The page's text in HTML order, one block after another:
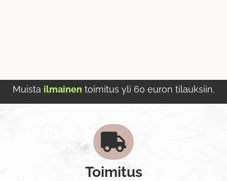
Muista ilmainen toimitus yli 60 euron tilauksiin.
Toimitus